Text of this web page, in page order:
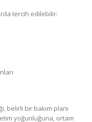
tercih edilebilir:
belirli bir bakım planı
yoğunluğuna, ortam